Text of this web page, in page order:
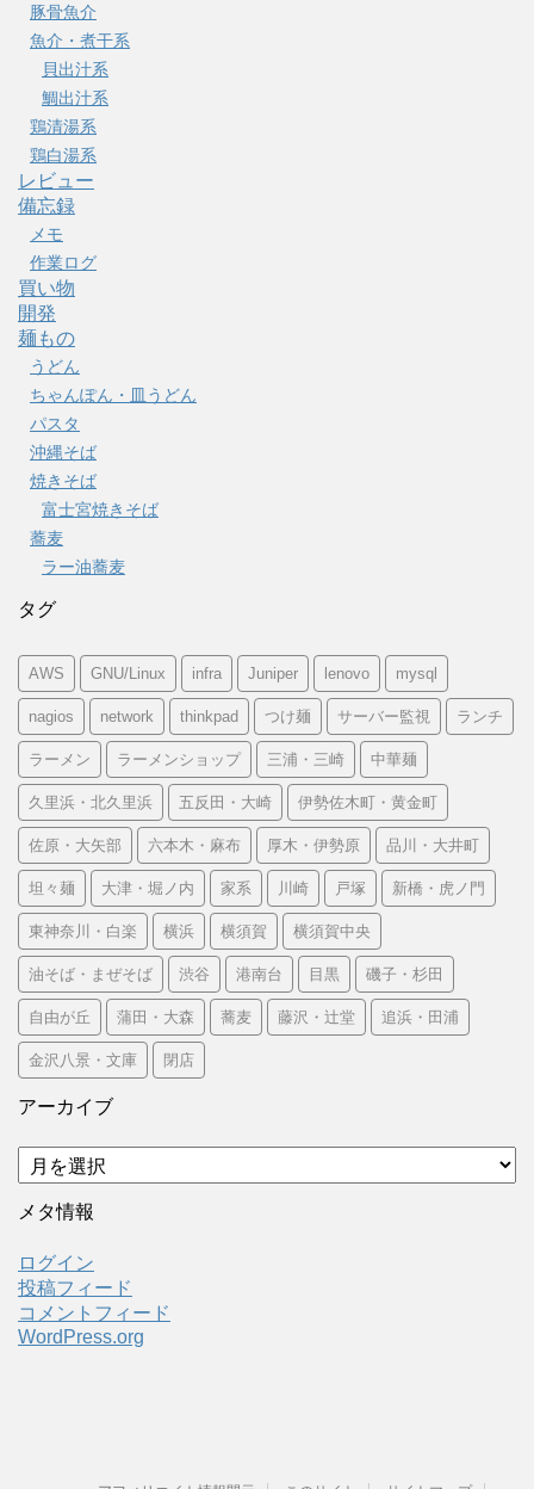
豚骨魚介
魚介・煮干系
貝出汁系
鯛出汁系
鶏清湯系
鶏白湯系
レビュー
備忘録
メモ
作業ログ
買い物
開発
麺もの
うどん
ちゃんぽん・皿うどん
パスタ
沖縄そば
焼きそば
富士宮焼きそば
蕎麦
ラー油蕎麦
タグ
AWS GNU/Linux infra Juniper lenovo mysql
nagios network thinkpad つけ麺 サーバー監視 ランチ
ラーメン ラーメンショップ 三浦・三崎 中華麺
久里浜・北久里浜 五反田・大崎 伊勢佐木町・黄金町
佐原・大矢部 六本木・麻布 厚木・伊勢原 品川・大井町
坦々麺 大津・堀ノ内 家系 川崎 戸塚 新橋・虎ノ門
東神奈川・白楽 横浜 横須賀 横須賀中央
油そば・まぜそば 渋谷 港南台 目黒 磯子・杉田
自由が丘 蒲田・大森 蕎麦 藤沢・辻堂 追浜・田浦
金沢八景・文庫 閉店
アーカイブ
ア
ー
カ
ブ
メタ情報
ログイン
投稿フィード
コメントフィード
WordPress.org